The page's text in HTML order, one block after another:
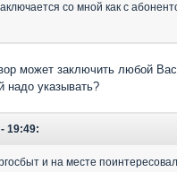
со мной как с
может заключить любой
надо указывать?
19:49:
и на месте